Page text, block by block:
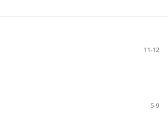
11-12
5-9